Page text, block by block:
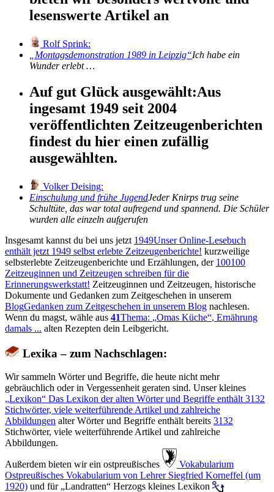
lesenswerte Artikel an
Rolf Sprink:
Montagsdemonstration 1989 in Leipzig Ich habe ein
Wunder erlebt …
Auf gut Glück ausgewählt:Aus
ingesamt 1949 seit 2004
veröffentlichten Zeitzeugenberichten
findest du hier einen zufällig
ausgewählten.
Volker Deising:
Einschulung und frühe JugendJeder Knirps trug seine
Schultüte, das war total aufregend und spannend. Die Schüler
wurden alle einzeln aufgerufen
Insgesamt kannst du bei uns jetzt 1949Unser Online-Lesebuch
enthält jetzt 1949 selbst erlebte Zeitzeugenberichte! kurzweilige
selbsterlebte Zeitzeugenberichte und Erzählungen, der 100100
Zeitzeuginnen und Zeitzeugen schreiben für die
Erinnerungswerkstatt! Zeitzeuginnen und Zeitzeugen, historische
Dokumente und Gedanken zum Zeitgeschehen in unserem
BlogGedanken zum Zeitgeschehen in unserem Blog nachlesen.
Wenn du magst, wähle aus 41Thema: Omas Küche , Ernährung
damals ... alten Rezepten dein Leibgericht.
Lexika – zum Nachschlagen:
Wir sammeln Wörter und Begriffe, die heute nicht mehr
gebräuchlich oder in Vergessenheit geraten sind. Unser kleines
Lexikon
Das Lexikon der alten Wörter und Begriffe enthält 3132
Stichwörter, viele weiterführende Artikel und zahlreiche
Abbildungen alter Wörter und Begriffe enthält bereits 3132
Stichwörter, viele weiterführende Artikel und zahlreiche
Abbildungen.
Außerdem bieten wir ein ostpreußisches
️ Vokabularium
Ostpreußisches Vokabularium von Lehrer Siegfried Korneffel (um
1920) und für Landratten Herzogs kleines Lexikon